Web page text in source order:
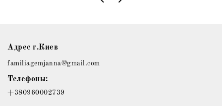
Адрес г.Киев
familiagemjanna@gmail.com
Телефоны:
+380960002739